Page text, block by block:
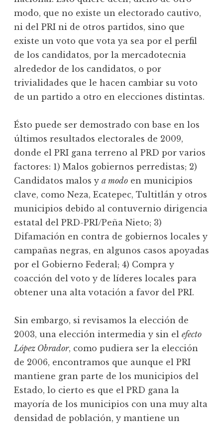
modo, que no existe un electorado cautivo,
ni del PRI ni de otros partidos, sino que
existe un voto que vota ya sea por el perfil
de los candidatos, por la mercadotecnia
alrededor de los candidatos, o por
trivialidades que le hacen cambiar su voto
de un partido a otro en elecciones distintas.
Ésto puede ser demostrado con base en los
últimos resultados electorales de 2009,
donde el PRI gana terreno al PRD por varios
factores: 1) Malos gobiernos perredistas; 2)
Candidatos malos y a modo en municipios
clave, como Neza, Ecatepec, Tultitlán y otros
municipios debido al contuvernio dirigencia
estatal del PRD-PRI/Peña Nieto; 3)
Difamación en contra de gobiernos locales y
campañas negras, en algunos casos apoyadas
por el Gobierno Federal; 4) Compra y
coacción del voto y de líderes locales para
obtener una alta votación a favor del PRI.
Sin embargo, si revisamos la elección de
2003, una elección intermedia y sin el efecto
López Obrador, como pudiera ser la elección
de 2006, encontramos que aunque el PRI
mantiene gran parte de los municipios del
Estado, lo cierto es que el PRD gana la
mayoría de los municipios con una muy alta
densidad de población, y mantiene un